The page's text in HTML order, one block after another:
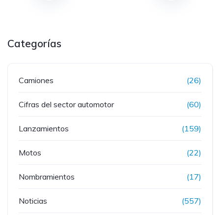
Categorías
Camiones (26)
Cifras del sector automotor (60)
Lanzamientos (159)
Motos (22)
Nombramientos (17)
Noticias (557)